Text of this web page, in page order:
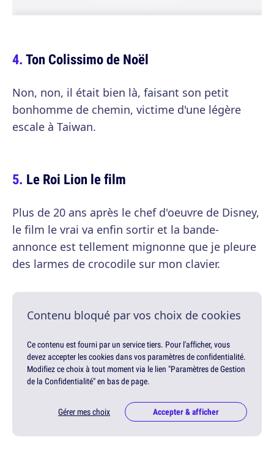
Ton Colissimo de Noël
Non, non, il était bien là, faisant son petit
bonhomme de chemin, victime d'une légère
escale à Taiwan.
Le Roi Lion le film
Plus de 20 ans après le chef d'oeuvre de Disney,
le film le vrai va enfin sortir et la bande-
annonce est tellement mignonne que je pleure
des larmes de crocodile sur mon clavier.
Contenu bloqué par vos choix de cookies
Ce contenu est fourni par un service tiers. Pour l'afficher, vous
devez accepter les cookies dans vos paramètres de confidentialité.
Modifiez ce choix à tout moment via le lien "Paramètres de Gestion
de la Confidentialité" en bas de page.
Gérer mes choix Accepter & afficher